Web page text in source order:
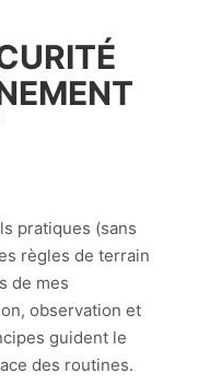
pratiques (sans
règles de terrain
de mes
observation et
guident le
des routines.